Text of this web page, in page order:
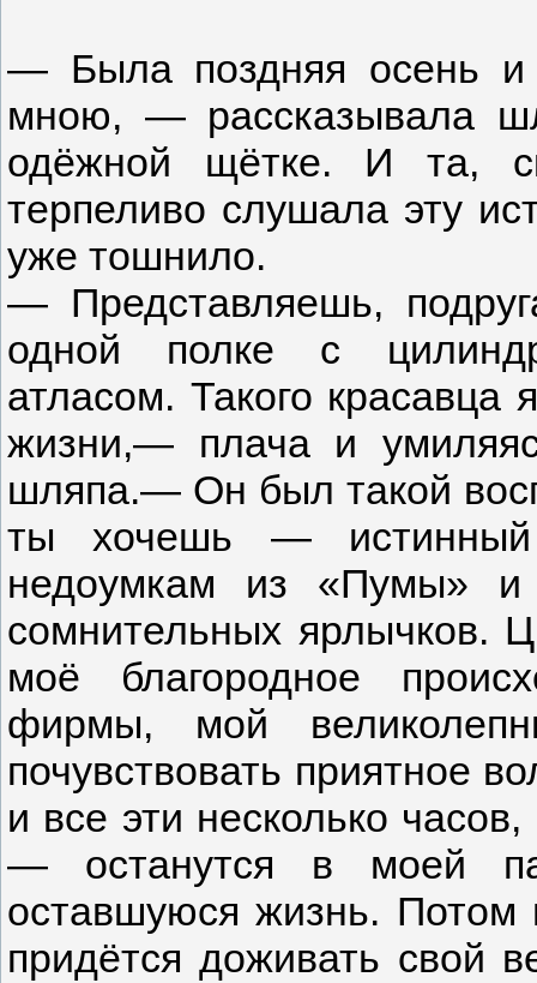
— Была поздняя осень и
мною, — рассказывала
одёжной щётке. И та,
терпеливо слушала эту
уже тошнило.
— Представляешь,
одной полке с
атласом. Такого
жизни,— плача и
шляпа.— Он был такой
ты хочешь —
недоумкам из «Пумы» и
сомнительных ярлычков.
моё благородное
фирмы, мой
почувствовать приятное
и все эти несколько
— останутся в моей
оставшуюся жизнь. Потом
придётся доживать свой